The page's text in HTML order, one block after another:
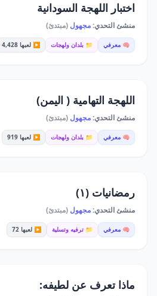
اختبار اللهجة السودانية
منشئ التحدي:مجهول (مبتدئ)
🧠 معرفي 📁 بلدان ولهجات ▶️ لعبها 4,428
اللهجة التهامية ( اليمن)
منشئ التحدي:مجهول (مبتدئ)
🧠 معرفي 📁 بلدان ولهجات ▶️ لعبها 919
رمضانيات (١)
منشئ التحدي:مجهول (مبتدئ)
🧠 معرفي 📁 ترفيه وتسلية ▶️ لعبها 72
ماذا تعرف عن لطيفه: